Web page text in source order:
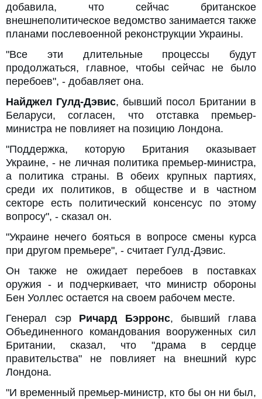
добавила, что сейчас британское
внешнеполитическое ведомство занимается также
планами послевоенной реконструкции Украины.
"Все эти длительные процессы будут
продолжаться, главное, чтобы сейчас не было
перебоев", - добавляет она.
Найджел Гулд-Дэвис, бывший посол Британии в
Беларуси, согласен, что отставка премьер-
министра не повлияет на позицию Лондона.
"Поддержка, которую Британия оказывает
Украине, - не личная политика премьер-министра,
а политика страны. В обеих крупных партиях,
среди их политиков, в обществе и в частном
секторе есть политический консенсус по этому
вопросу", - сказал он.
"Украине нечего бояться в вопросе смены курса
при другом премьере", - считает Гулд-Дэвис.
Он также не ожидает перебоев в поставках
оружия - и подчеркивает, что министр обороны
Бен Уоллес остается на своем рабочем месте.
Генерал сэр Ричард Бэрронс, бывший глава
Объединенного командования вооруженных сил
Британии, сказал, что "драма в сердце
правительства" не повлияет на внешний курс
Лондона.
"И временный премьер-министр, кто бы он ни был,